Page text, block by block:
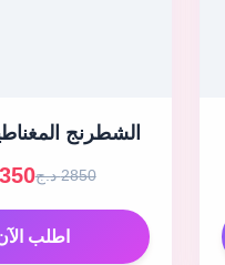
الشطرنج
2850 د.ج
اطلب